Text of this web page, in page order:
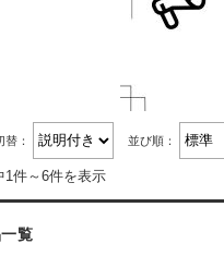
替： 並び順：
1件～6件を表示
覧